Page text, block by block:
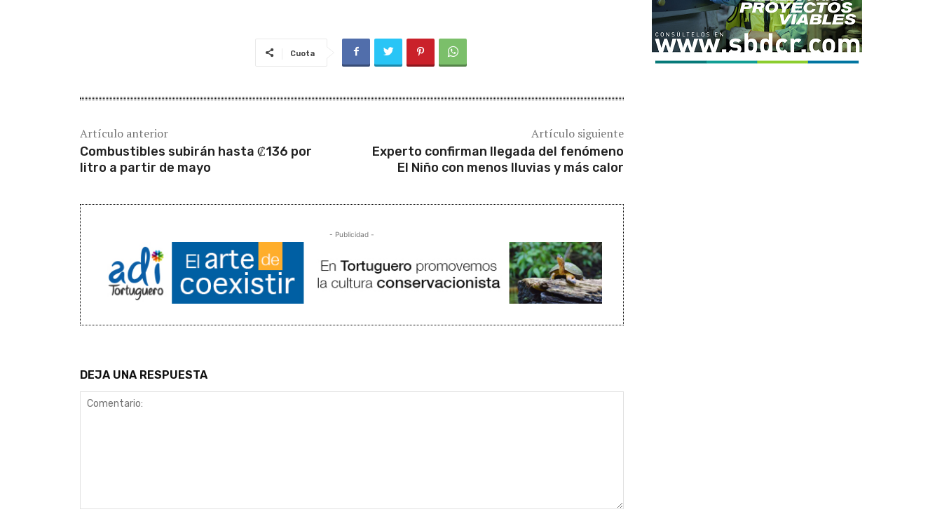
Cuota
Artículo anterior
Combustibles subirán hasta ₡136 por
litro a partir de mayo
Artículo siguiente
Experto confirman llegada del fenómeno
El Niño con menos lluvias y más calor
- Publicidad -
DEJA UNA RESPUESTA